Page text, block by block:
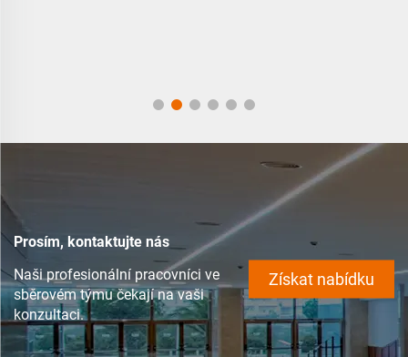
Prosím, kontaktujte nás
Naši profesionální pracovníci ve
sběrovém týmu čekají na vaši
konzultaci.
Získat nabídku